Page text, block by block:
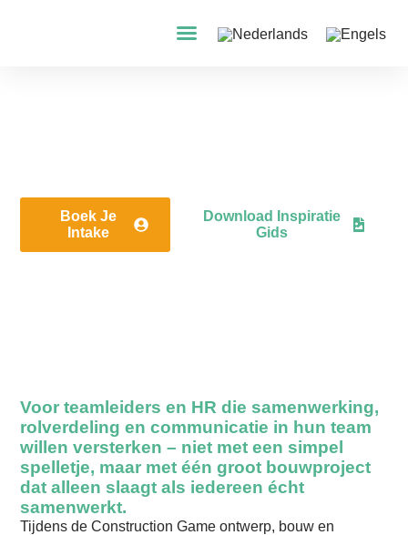
Boek Je
Intake
Download Inspiratie
Gids
Voor teamleiders en HR die samenwerking,
rolverdeling en communicatie in hun team
willen versterken – niet met een simpel
spelletje, maar met één groot bouwproject
dat alleen slaagt als iedereen écht
samenwerkt.
Tijdens de Construction Game ontwerp, bouw en